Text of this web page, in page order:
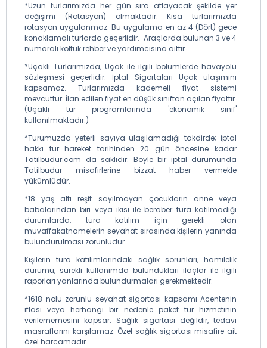
*Uzun turlarımızda her gün sıra atlayacak şekilde yer
değişimi (Rotasyon) olmaktadır. Kısa turlarımızda
rotasyon uygulanmaz. Bu uygulama en az 4 (Dört) gece
konaklamalı turlarda geçerlidir. Araçlarda bulunan 3 ve 4
numaralı koltuk rehber ve yardımcısına aittir.
*Uçaklı Turlarımızda, Uçak ile ilgili bölümlerde havayolu
sözleşmesi geçerlidir. İptal Sigortaları Uçak ulaşımını
kapsamaz. Turlarımızda kademeli fiyat sistemi
mevcuttur. İlan edilen fiyat en düşük sınıftan açılan fiyattır.
(Uçaklı tur programlarında 'ekonomik sınıf'
kullanılmaktadır.)
*Turumuzda yeterli sayıya ulaşılamadığı takdirde; iptal
hakkı tur hareket tarihinden 20 gün öncesine kadar
Tatilbudur.com da saklıdır. Böyle bir iptal durumunda
Tatilbudur misafirlerine bizzat haber vermekle
yükümlüdür.
*18 yaş altı reşit sayılmayan çocukların anne veya
babalarından biri veya ikisi ile beraber tura katılmadığı
durumlarda, tura katılım için gerekli olan
muvaffakatnamelerin seyahat sırasında kişilerin yanında
bulundurulması zorunludur.
Kişilerin tura katılımlarındaki sağlık sorunları, hamilelik
durumu, sürekli kullanımda bulundukları ilaçlar ile ilgili
raporları yanlarında bulundurmaları gerekmektedir.
*1618 nolu zorunlu seyahat sigortası kapsamı Acentenin
iflası veya herhangi bir nedenle paket tur hizmetinin
verilememesini kapsar. Sağlık sigortası değildir, tedavi
masraflarını karşılamaz. Özel sağlık sigortası misafire ait
özel harcamadır.